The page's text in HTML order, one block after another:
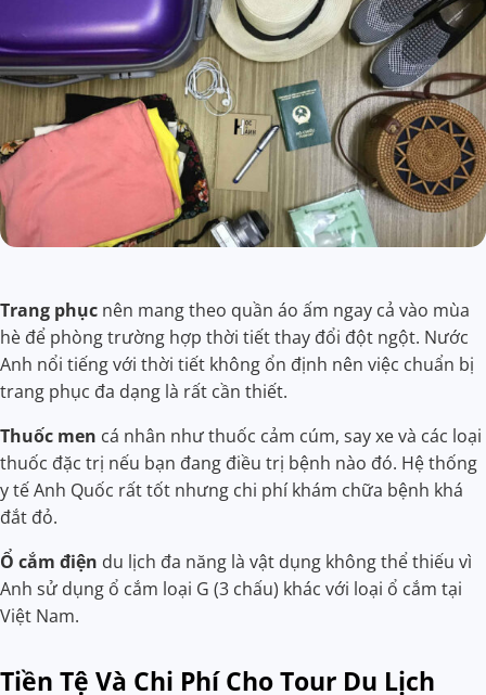
Trang phục nên mang theo quần áo ấm ngay cả vào mùa
hè để phòng trường hợp thời tiết thay đổi đột ngột. Nước
Anh nổi tiếng với thời tiết không ổn định nên việc chuẩn bị
trang phục đa dạng là rất cần thiết.
Thuốc men cá nhân như thuốc cảm cúm, say xe và các loại
thuốc đặc trị nếu bạn đang điều trị bệnh nào đó. Hệ thống
y tế Anh Quốc rất tốt nhưng chi phí khám chữa bệnh khá
đắt đỏ.
Ổ cắm điện du lịch đa năng là vật dụng không thể thiếu vì
Anh sử dụng ổ cắm loại G (3 chấu) khác với loại ổ cắm tại
Việt Nam.
Tiền Tệ Và Chi Phí Cho Tour Du Lịch